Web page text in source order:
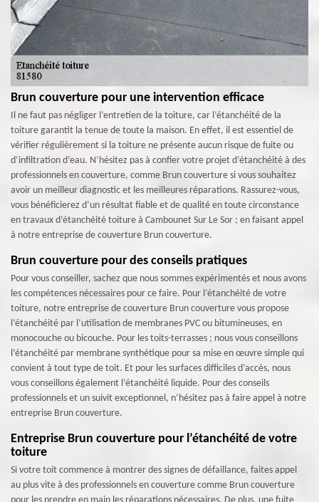
Brun couverture pour une intervention efficace
Il ne faut pas négliger l’entretien de la toiture, car l’étanchéité de la
toiture garantit la tenue de toute la maison. En effet, il est essentiel de
vérifier régulièrement si la toiture ne présente aucun risque de fuite ou
d’infiltration d’eau. N’hésitez pas à confier votre projet d’étanchéité à des
professionnels en couverture, comme Brun couverture si vous souhaitez
avoir un meilleur diagnostic et les meilleures réparations. Rassurez-vous,
vous bénéficierez d’un résultat fiable et de qualité en toute circonstance
en travaux d’étanchéité toiture à Cambounet Sur Le Sor ; en faisant appel
à notre entreprise de couverture Brun couverture.
Brun couverture pour des conseils pratiques
Pour vous conseiller, sachez que nous sommes expérimentés et nous avons
les compétences nécessaires pour ce faire. Pour l’étanchéité de votre
toiture, notre entreprise de couverture Brun couverture vous propose
l’étanchéité par l’utilisation de membranes PVC ou bitumineuses, en
monocouche ou bicouche. Pour les toits-terrasses ; nous vous conseillons
l’étanchéité par membrane synthétique pour sa mise en œuvre simple qui
convient à tout type de toit. Et pour les surfaces difficiles d’accès, nous
vous conseillons également l’étanchéité liquide. Pour des conseils
professionnels et un suivit exceptionnel, n’hésitez pas à faire appel à notre
entreprise Brun couverture.
Entreprise Brun couverture pour l’étanchéité de votre
toiture
Si votre toit commence à montrer des signes de défaillance, faites appel
au plus vite à des professionnels en couverture comme Brun couverture